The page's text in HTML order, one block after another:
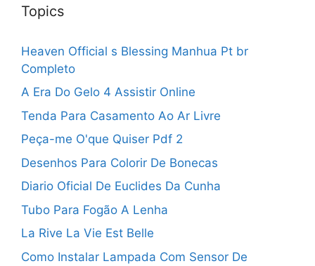
Topics
Heaven Official s Blessing Manhua Pt br
Completo
A Era Do Gelo 4 Assistir Online
Tenda Para Casamento Ao Ar Livre
Peça-me O'que Quiser Pdf 2
Desenhos Para Colorir De Bonecas
Diario Oficial De Euclides Da Cunha
Tubo Para Fogão A Lenha
La Rive La Vie Est Belle
Como Instalar Lampada Com Sensor De